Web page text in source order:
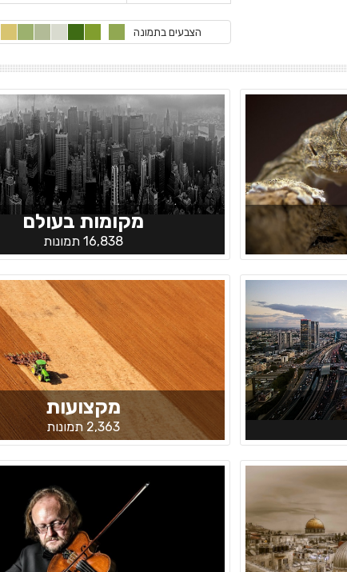
הצבעים בתמונה
מקומות בעולם
16,838 תמונות
מקצועות
2,363 תמונות